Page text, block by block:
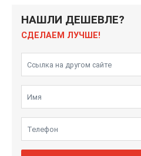
НАШЛИ ДЕШЕВЛЕ?
СДЕЛАЕМ ЛУЧШЕ!